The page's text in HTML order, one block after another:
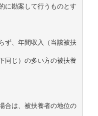
に勘案して行うものとす
ず、年間収入（当該被扶
同じ）の多い方の被扶養
合は、被扶養者の地位の